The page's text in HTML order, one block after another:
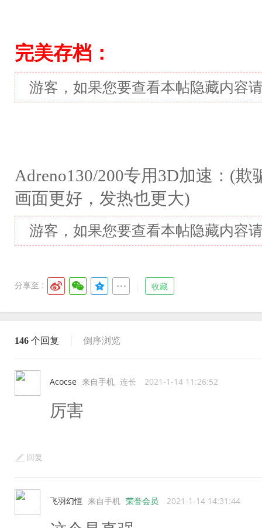
完美存档：
游客，如果您要查看本帖隐藏内容
Adreno130/200专用3D加速：(
画面更好，发热也更大)
游客，如果您要查看本帖隐藏内容
分享至 : 收藏
146 个回复 倒序浏览
Acocse 来自手机 连长 2021-1-14 11:26:52
厉害
回复
飞羽幻恒 来自手机 荣誉会员 2021-1-14 14:31:44